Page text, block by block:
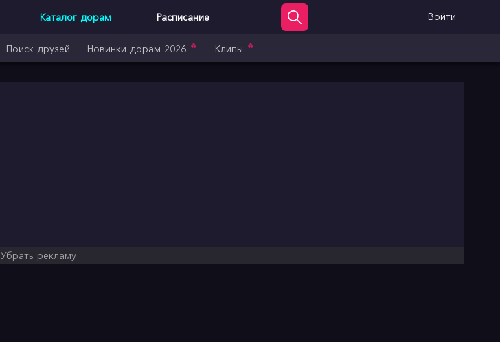
Каталог дорам Расписание Войти
Поиск друзей Новинки дорам 2026 🔥 Клипы 🔥
Убрать рекламу